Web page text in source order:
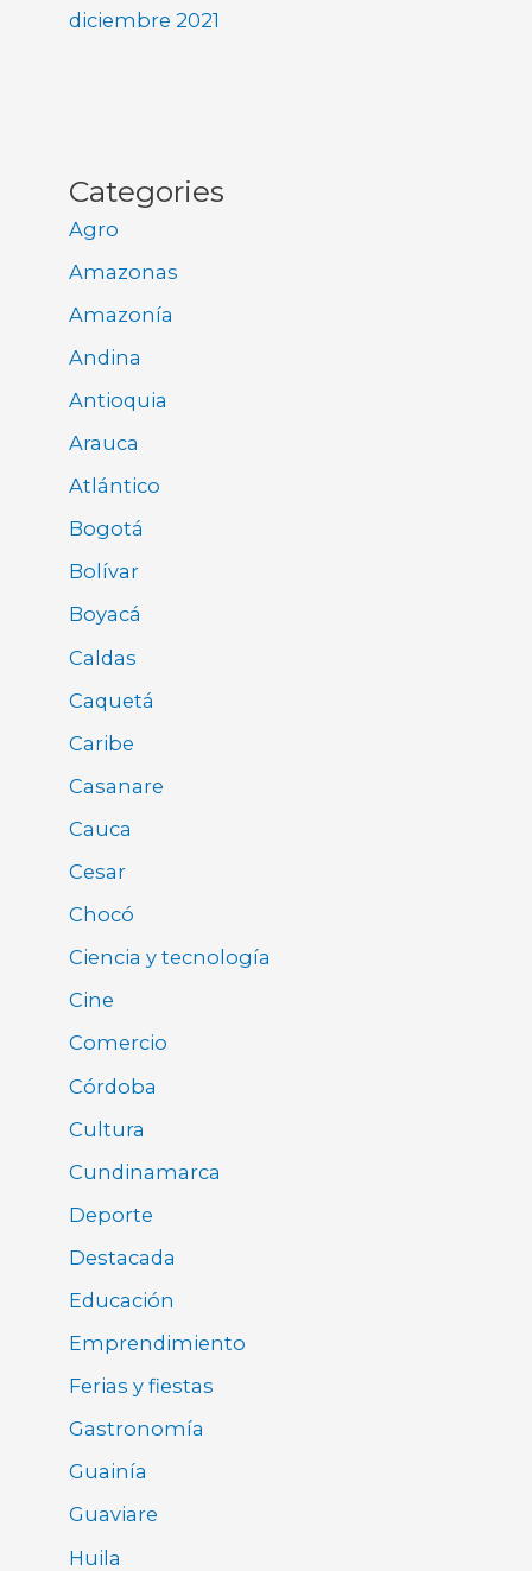
diciembre 2021
Categories
Agro
Amazonas
Amazonía
Andina
Antioquia
Arauca
Atlántico
Bogotá
Bolívar
Boyacá
Caldas
Caquetá
Caribe
Casanare
Cauca
Cesar
Chocó
Ciencia y tecnología
Cine
Comercio
Córdoba
Cultura
Cundinamarca
Deporte
Destacada
Educación
Emprendimiento
Ferias y fiestas
Gastronomía
Guainía
Guaviare
Huila